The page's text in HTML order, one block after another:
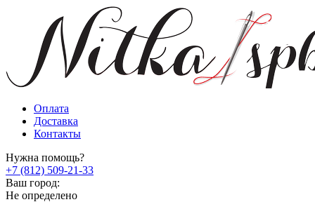
Оплата
Доставка
Контакты
Нужна помощь?
+7 (812) 509-21-33
Ваш город:
Не определено